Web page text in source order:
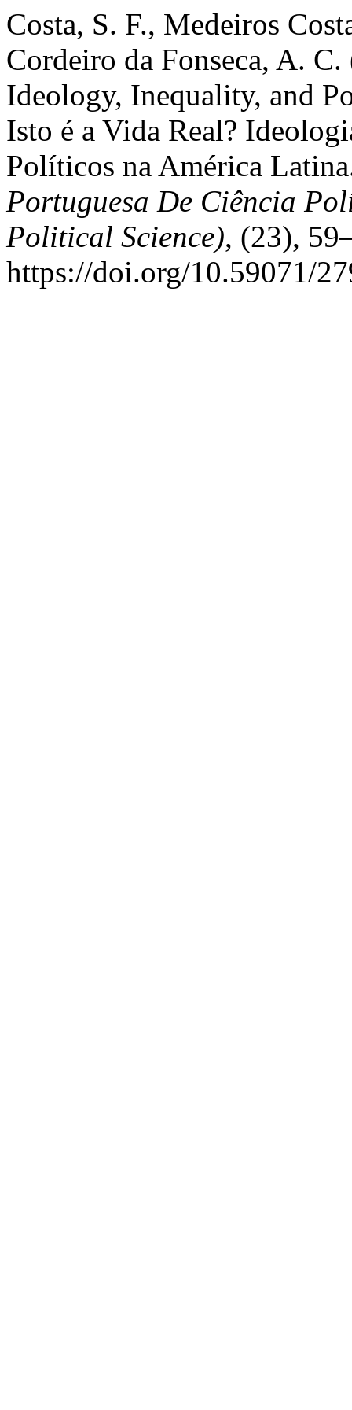
Costa, S. F., Medeiros
Cordeiro da Fonseca, A.
Ideology, Inequality, and
Isto é a Vida Real?
Políticos na América
Portuguesa De Ciência
Political Science), (23),
https://doi.org/10.59071/